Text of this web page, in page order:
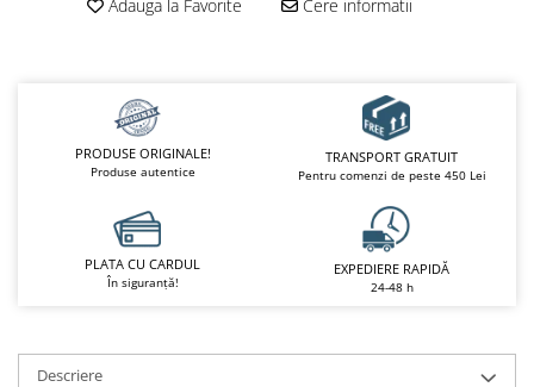
Adauga la Favorite Cere informatii
PRODUSE ORIGINALE!
Produse autentice
TRANSPORT GRATUIT
Pentru comenzi de peste 450 Lei
PLATA CU CARDUL
În siguranță!
EXPEDIERE RAPIDĂ
24-48 h
Descriere